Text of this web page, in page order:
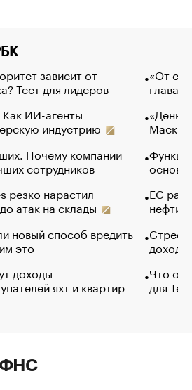
зависит от
Тест для лидеров
ИИ-агенты
индустрию
Почему компании
сотрудников
резко нарастил
атак на склады
новый способ вредить
это
доходы
яхт и квартир
«От
глава
Маск в
основ
ЕС
нефти
Что
для
ФНС